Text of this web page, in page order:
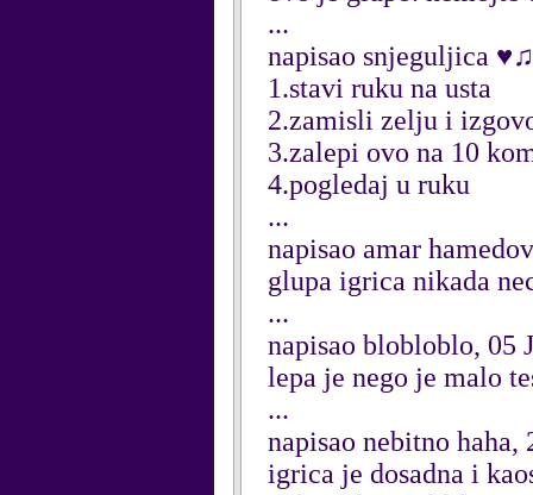
...
napisao snjeguljica
1.stavi ruku na usta
2.zamisli zelju i
3.zalepi ovo na 10
4.pogledaj u ruku
...
napisao amar
glupa igrica nikada
...
napisao blobloblo, 05
lepa je nego je malo
...
napisao nebitno haha,
igrica je dosadna i